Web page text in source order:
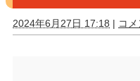
2024年6月27日 17:18 | コ